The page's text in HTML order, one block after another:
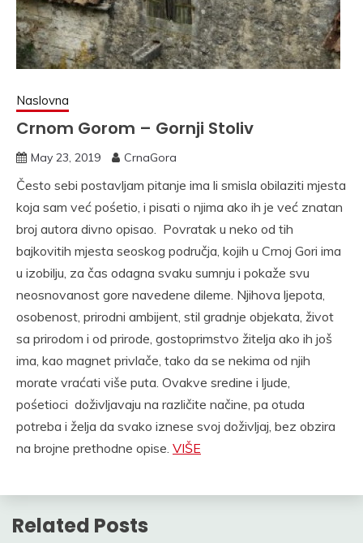
Naslovna
Crnom Gorom – Gornji Stoliv
May 23, 2019 CrnaGora
Često sebi postavljam pitanje ima li smisla obilaziti mjesta
koja sam već pośetio, i pisati o njima ako ih je već znatan
broj autora divno opisao. Povratak u neko od tih
bajkovitih mjesta seoskog područja, kojih u Crnoj Gori ima
u izobilju, za čas odagna svaku sumnju i pokaže svu
neosnovanost gore navedene dileme. Njihova ljepota,
osobenost, prirodni ambijent, stil gradnje objekata, život
sa prirodom i od prirode, gostoprimstvo žitelja ako ih još
ima, kao magnet privlače, tako da se nekima od njih
morate vraćati više puta. Ovakve sredine i ljude,
pośetioci doživljavaju na različite načine, pa otuda
potreba i želja da svako iznese svoj doživljaj, bez obzira
na brojne prethodne opise. VIŠE
Related Posts